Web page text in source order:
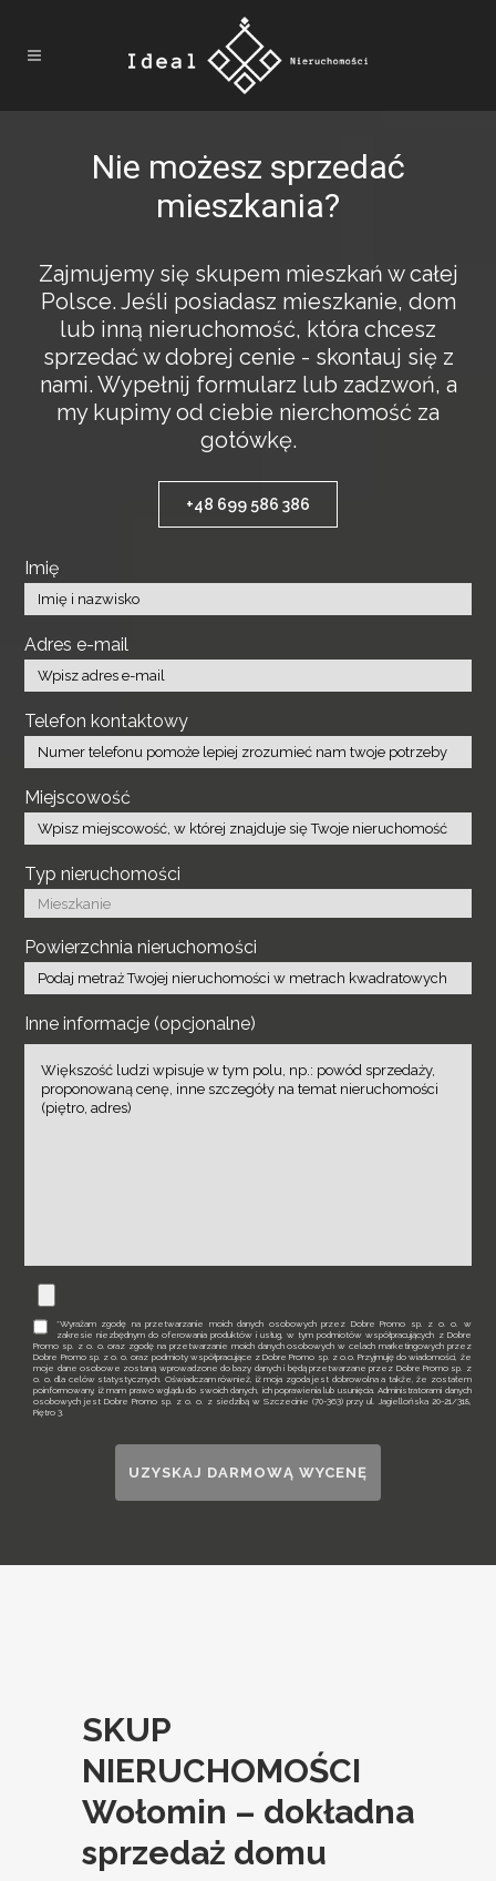
Nie możesz sprzedać
mieszkania?
Zajmujemy się skupem mieszkań w całej
Polsce. Jeśli posiadasz mieszkanie, dom
lub inną nieruchomość, która chcesz
sprzedać w dobrej cenie - skontauj się z
nami. Wypełnij formularz lub zadzwoń, a
my kupimy od ciebie nierchomość za
gotówkę.
+48 699 586 386
Imię
Adres e-mail
Telefon kontaktowy
Miejscowość
Typ nieruchomości
Powierzchnia nieruchomości
Inne informacje (opcjonalne)
*Wyrażam zgodę na przetwarzanie moich danych osobowych przez Dobre Promo sp. z o. o. w
zakresie niezbędnym do oferowania produktów i usług, w tym podmiotów współpracujących z Dobre
Promo sp. z o. o. oraz zgodę na przetwarzanie moich danych osobowych w celach marketingowych przez
Dobre Promo sp. z o. o. oraz podmioty współpracujące z Dobre Promo sp. z o.o. Przyjmuję do wiadomości, że
moje dane osobowe zostaną wprowadzone do bazy danych i będą przetwarzane przez Dobre Promo sp. z
o. o. dla celów statystycznych. Oświadczam również, iż moja zgoda jest dobrowolna a także, że zostałem
poinformowany, iż mam prawo wglądu do swoich danych, ich poprawienia lub usunięcia. Administratorami danych
osobowych jest Dobre Promo sp. z o. o. z siedzibą w Szczecinie (70-363) przy ul. Jagiellońska 20-21/318,
Piętro 3.
SKUP
NIERUCHOMOŚCI
Wołomin – dokładna
sprzedaż domu